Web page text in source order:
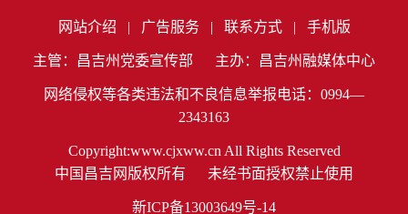
网站介绍 | 广告服务 | 联系方式 | 手机版
主管：昌吉州党委宣传部 主办：昌吉州融媒体中心
网络侵权等各类违法和不良信息举报电话：0994—
2343163
Copyright:www.cjxww.cn All Rights Reserved
中国昌吉网版权所有
未经书面授权禁止使用
新ICP备13003649号-14